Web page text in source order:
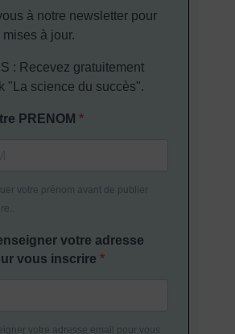
à notre newsletter pour
à jour.
: Recevez gratuitement
"La science du succès".
PRENOM
votre prénom avant de publier
votre adresse
vous inscrire
votre adresse email pour vous